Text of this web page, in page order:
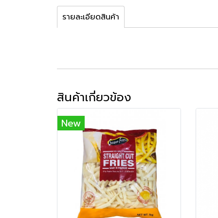
รายละเอียดสินค้า
สินค้าเกี่ยวข้อง
New